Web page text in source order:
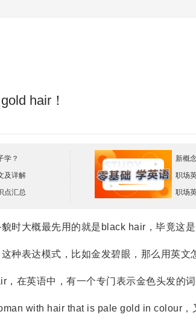
hair！
学？
及详解
点汇总
新概
职场
职场
大概最先用的就是black hair，毕竟这是
表达模式，比如金发碧眼，那么用英文
英语中，有一个专门表示金色头发的词
with hair that is pale gold in colour，